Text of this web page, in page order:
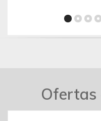
Ofertas